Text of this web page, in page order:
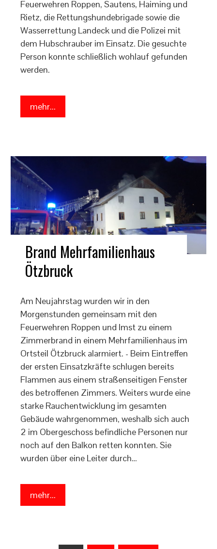
Feuerwehren Roppen, Sautens, Haiming und
Rietz, die Rettungshundebrigade sowie die
Wasserrettung Landeck und die Polizei mit
dem Hubschrauber im Einsatz. Die gesuchte
Person konnte schließlich wohlauf gefunden
werden.
mehr...
Brand Mehrfamilienhaus
Ötzbruck
Am Neujahrstag wurden wir in den
Morgenstunden gemeinsam mit den
Feuerwehren Roppen und Imst zu einem
Zimmerbrand in einem Mehrfamilienhaus im
Ortsteil Ötzbruck alarmiert. - Beim Eintreffen
der ersten Einsatzkräfte schlugen bereits
Flammen aus einem straßenseitigen Fenster
des betroffenen Zimmers. Weiters wurde eine
starke Rauchentwicklung im gesamten
Gebäude wahrgenommen, weshalb sich auch
2 im Obergeschoss befindliche Personen nur
noch auf den Balkon retten konnten. Sie
wurden über eine Leiter durch…
mehr...